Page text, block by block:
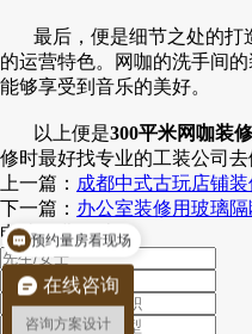
最后，便是细节之处的打
的运营特色。网咖的洗手间
能够享受到音乐的美好。
以上便是300平米网咖装修
修时最好找专业的工装公司
上一篇： 成都中式古玩店铺
下一篇： 办公室装修用玻璃
申请免费设计
在线咨询
咨询方案设计
预约量房看现场
需要设计和施工